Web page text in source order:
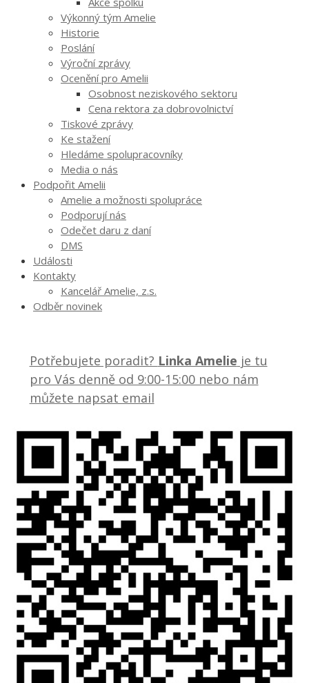
Výkonný tým Amelie
Historie
Poslání
Výroční zprávy
Ocenění pro Amelii
Osobnost neziskového sektoru
Cena rektora za dobrovolnictví
Tiskové zprávy
Ke stažení
Hledáme spolupracovníky
Media o nás
Podpořit Amelii
Amelie a možnosti spolupráce
Podporují nás
Odečet daru z daní
DMS
Události
Kontakty
Kancelář Amelie, z.s.
Odběr novinek
Potřebujete poradit? Linka Amelie je tu
pro Vás denně od 9:00-15:00 nebo nám
můžete napsat email